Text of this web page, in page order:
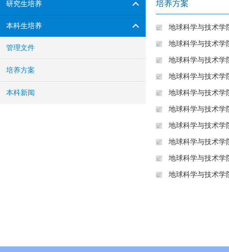
研究生培养
本科生培养
管理文件
培养方案
本科新闻
培养方案
地球科学与技术学
地球科学与技术学
地球科学与技术学
地球科学与技术学
地球科学与技术学
地球科学与技术学
地球科学与技术学
地球科学与技术学
地球科学与技术学
地球科学与技术学